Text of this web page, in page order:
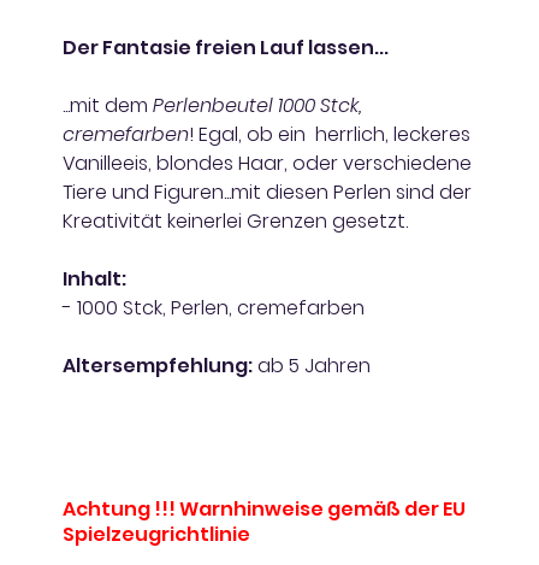
Der Fantasie freien Lauf lassen...
...mit dem Perlenbeutel 1000 Stck,
cremefarben! Egal, ob ein herrlich, leckeres
Vanilleeis, blondes Haar, oder verschiedene
Tiere und Figuren...mit diesen Perlen sind der
Kreativität keinerlei Grenzen gesetzt.
Inhalt:
- 1000 Stck, Perlen, cremefarben
Altersempfehlung:ab 5 Jahren
Achtung !!! Warnhinweise gemäß der EU
Spielzeugrichtlinie